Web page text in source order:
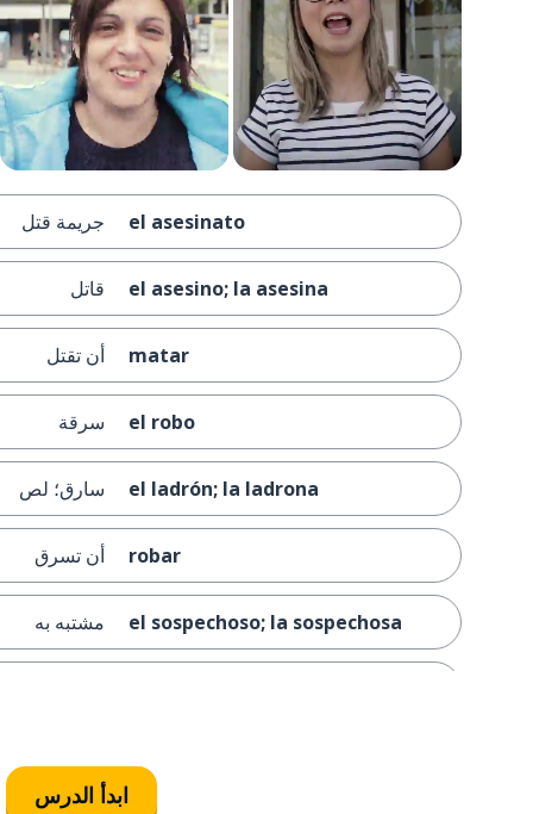
el asesinato جريمة قتل
el asesino; la asesina قاتل
matar أن تقتل
el robo سرقة
el ladrón; la ladrona سارق؛ لص
robar أن تسرق
el sospechoso; la sospechosa مشتبه به
ابدأ الدرس